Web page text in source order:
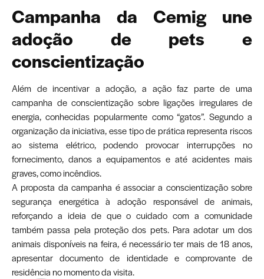
Campanha da Cemig une
adoção de pets e
conscientização
Além de incentivar a adoção, a ação faz parte de uma
campanha de conscientização sobre ligações irregulares de
energia, conhecidas popularmente como “gatos”. Segundo a
organização da iniciativa, esse tipo de prática representa riscos
ao sistema elétrico, podendo provocar interrupções no
fornecimento, danos a equipamentos e até acidentes mais
graves, como incêndios.
A proposta da campanha é associar a conscientização sobre
segurança energética à adoção responsável de animais,
reforçando a ideia de que o cuidado com a comunidade
também passa pela proteção dos pets. Para adotar um dos
animais disponíveis na feira, é necessário ter mais de 18 anos,
apresentar documento de identidade e comprovante de
residência no momento da visita.